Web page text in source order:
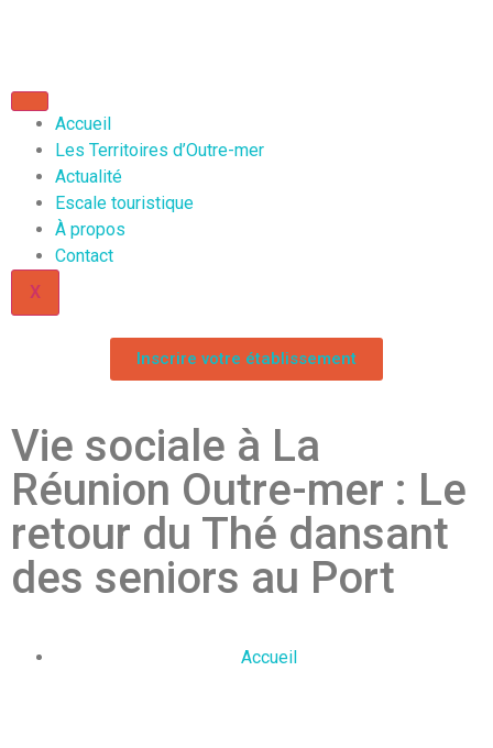
Accueil
Les Territoires d’Outre-mer
Actualité
Escale touristique
À propos
Contact
X
Inscrire votre établissement
Vie sociale à La
Réunion Outre-mer : Le
retour du Thé dansant
des seniors au Port
Accueil